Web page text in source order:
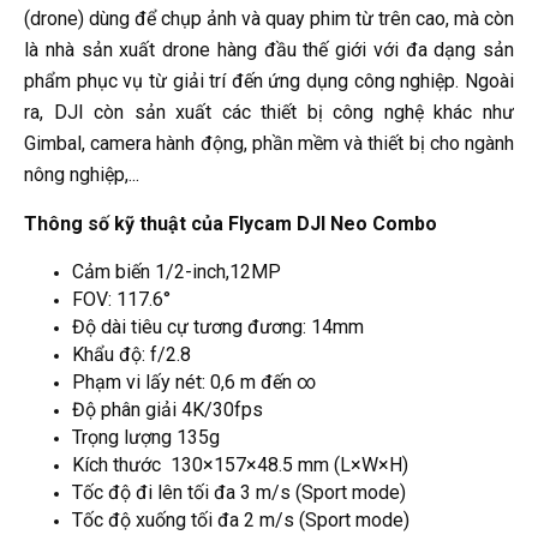
(drone) dùng để chụp ảnh và quay phim từ trên cao, mà còn
là nhà sản xuất drone hàng đầu thế giới với đa dạng sản
phẩm phục vụ từ giải trí đến ứng dụng công nghiệp. Ngoài
ra, DJI còn sản xuất các thiết bị công nghệ khác như
Gimbal, camera hành động, phần mềm và thiết bị cho ngành
nông nghiệp,...
Thông số kỹ thuật của Flycam DJI Neo Combo
Cảm biến 1/2-inch,12MP
FOV: 117.6°
Độ dài tiêu cự tương đương: 14mm
Khẩu độ: f/2.8
Phạm vi lấy nét: 0,6 m đến ∞
Độ phân giải 4K/30fps
Trọng lượng 135g
Kích thước 130×157×48.5 mm (L×W×H)
Tốc độ đi lên tối đa 3 m/s (Sport mode)
Tốc độ xuống tối đa 2 m/s (Sport mode)